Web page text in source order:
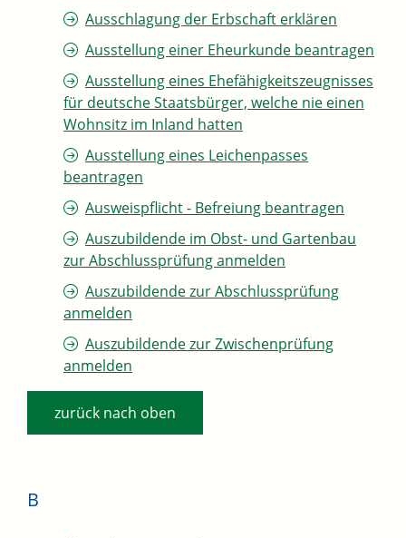
Ausschlagung der Erbschaft erklären
Ausstellung einer Eheurkunde beantragen
Ausstellung eines Ehefähigkeitszeugnisses
für deutsche Staatsbürger, welche nie einen
Wohnsitz im Inland hatten
Ausstellung eines Leichenpasses
beantragen
Ausweispflicht - Befreiung beantragen
Auszubildende im Obst- und Gartenbau
zur Abschlussprüfung anmelden
Auszubildende zur Abschlussprüfung
anmelden
Auszubildende zur Zwischenprüfung
anmelden
zurück nach oben
B